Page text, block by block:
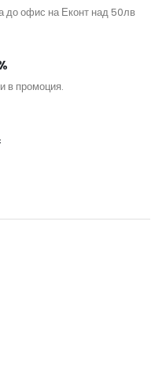
до офис на Еконт над 50лв
в промоция.